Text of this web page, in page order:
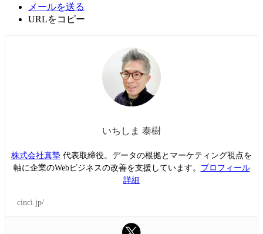
メールを送る
URLをコピー
いちしま 泰樹
株式会社真摯 代表取締役。データの根拠とマーケティング視点を
軸に企業のWebビジネスの改善を支援しています。 プロフィール
詳細
cinci.jp/